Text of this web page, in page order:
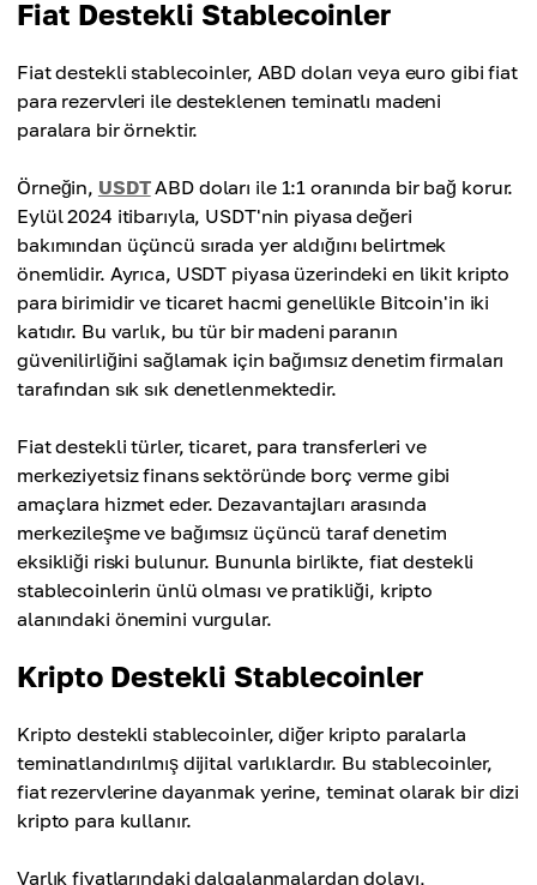
Fiat Destekli Stablecoinler
Fiat destekli stablecoinler, ABD doları veya euro gibi fiat
para rezervleri ile desteklenen teminatlı madeni
paralara bir örnektir.
Örneğin, USDTABD doları ile 1:1 oranında bir bağ korur.
Eylül 2024 itibarıyla, USDT'nin piyasa değeri
bakımından üçüncü sırada yer aldığını belirtmek
önemlidir. Ayrıca, USDT piyasa üzerindeki en likit kripto
para birimidir ve ticaret hacmi genellikle Bitcoin'in iki
katıdır. Bu varlık, bu tür bir madeni paranın
güvenilirliğini sağlamak için bağımsız denetim firmaları
tarafından sık sık denetlenmektedir.
Fiat destekli türler, ticaret, para transferleri ve
merkeziyetsiz finans sektöründe borç verme gibi
amaçlara hizmet eder. Dezavantajları arasında
merkezileşme ve bağımsız üçüncü taraf denetim
eksikliği riski bulunur. Bununla birlikte, fiat destekli
stablecoinlerin ünlü olması ve pratikliği, kripto
alanındaki önemini vurgular.
Kripto Destekli Stablecoinler
Kripto destekli stablecoinler, diğer kripto paralarla
teminatlandırılmış dijital varlıklardır. Bu stablecoinler,
fiat rezervlerine dayanmak yerine, teminat olarak bir dizi
kripto para kullanır.
Varlık fiyatlarındaki dalgalanmalardan dolayı,